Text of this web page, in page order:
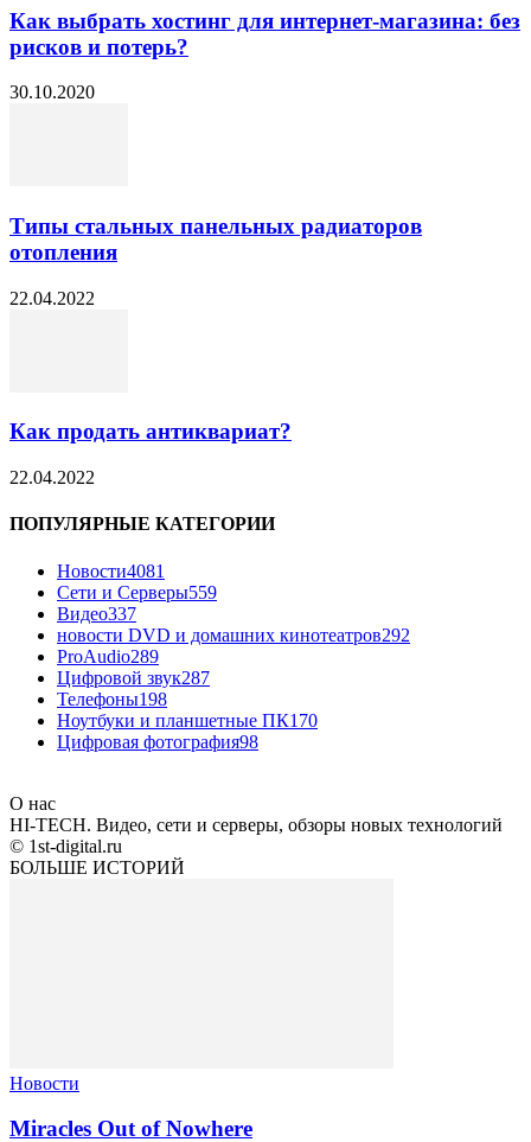
Как выбрать хостинг для интернет-магазина: без
рисков и потерь?
30.10.2020
Типы стальных панельных радиаторов
отопления
22.04.2022
Как продать антиквариат?
22.04.2022
ПОПУЛЯРНЫЕ КАТЕГОРИИ
Новости4081
Сети и Серверы559
Видео337
новости DVD и домашних кинотеатров292
ProAudio289
Цифровой звук287
Телефоны198
Ноутбуки и планшетные ПК170
Цифровая фотография98
О нас
HI-TECH. Видео, сети и серверы, обзоры новых технологий
© 1st-digital.ru
БОЛЬШЕ ИСТОРИЙ
Новости
Miracles Out of Nowhere